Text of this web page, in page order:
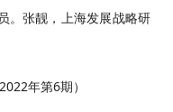
。张靓，上海发展战略研
年第6期）